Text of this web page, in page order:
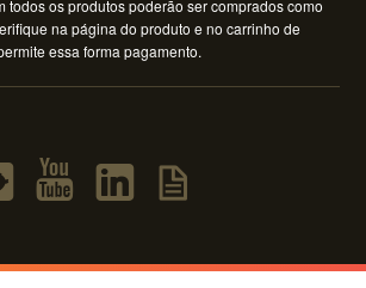
todos os produtos poderão ser comprados como
na página do produto e no carrinho de
essa forma pagamento.